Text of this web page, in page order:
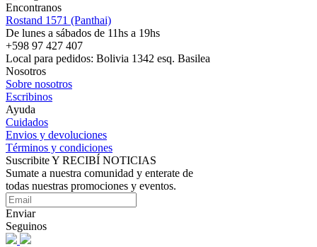
Encontranos
Rostand 1571 (Panthai)
De lunes a sábados de 11hs a 19hs
+598 97 427 407
Local para pedidos: Bolivia 1342 esq. Basilea
Nosotros
Sobre nosotros
Escribinos
Ayuda
Cuidados
Envios y devoluciones
Términos y condiciones
Suscribite Y RECIBÍ NOTICIAS
Sumate a nuestra comunidad y enterate de
todas nuestras promociones y eventos.
Enviar
Seguinos